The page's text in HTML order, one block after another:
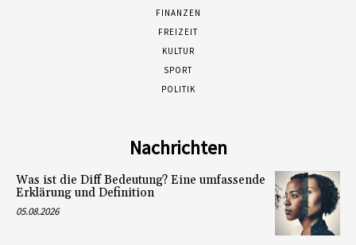
FINANZEN
FREIZEIT
KULTUR
SPORT
POLITIK
Nachrichten
Was ist die Diff Bedeutung? Eine umfassende
Erklärung und Definition
05.08.2026